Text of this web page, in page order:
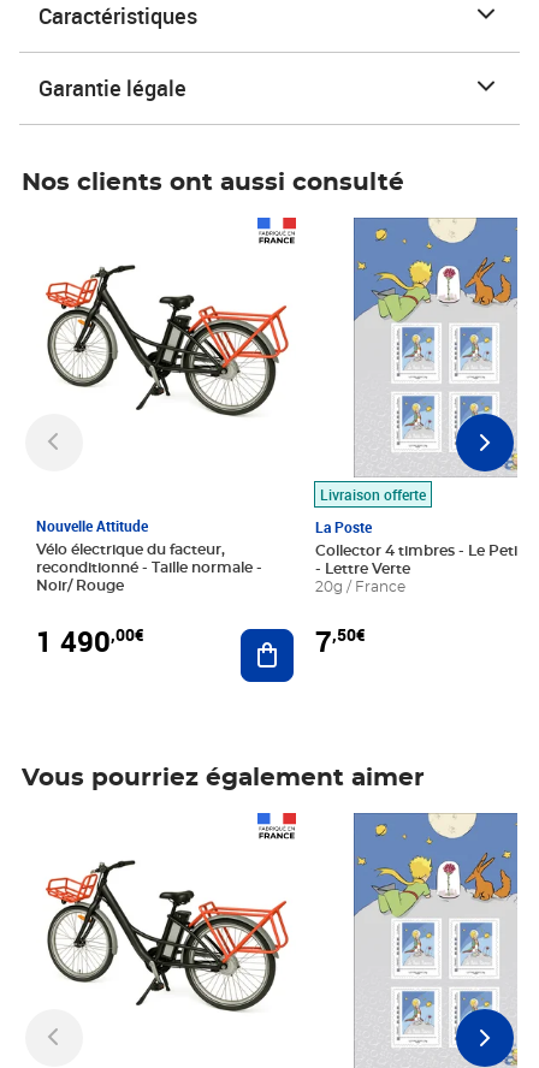
Caractéristiques
Garantie légale
Nos clients ont aussi consulté
Nouvelle Attitude
Vélo électrique du facteur,
reconditionné - Taille normale -
Noir/ Rouge
1 490,00€ Ajouter au panier
Livraison offerte
La Poste
Collector 4 timbres - Le Petit
- Lettre Verte
20g / France
7,50€
Prix 7,50€
Vous pourriez également aimer
Prix 7,50€